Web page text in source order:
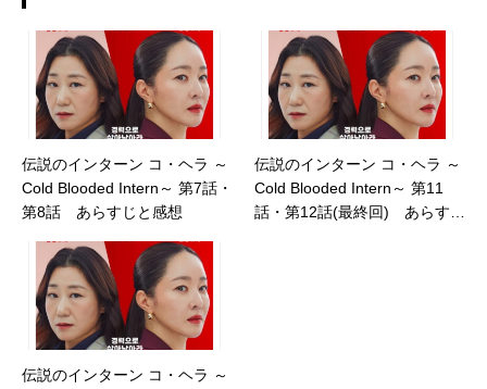
伝説のインターン コ・ヘラ ～
Cold Blooded Intern～ 第7話・
第8話 あらすじと感想
伝説のインターン コ・ヘラ ～
Cold Blooded Intern～ 第11
話・第12話(最終回) あらすじ
伝説のインターン コ・ヘラ ～